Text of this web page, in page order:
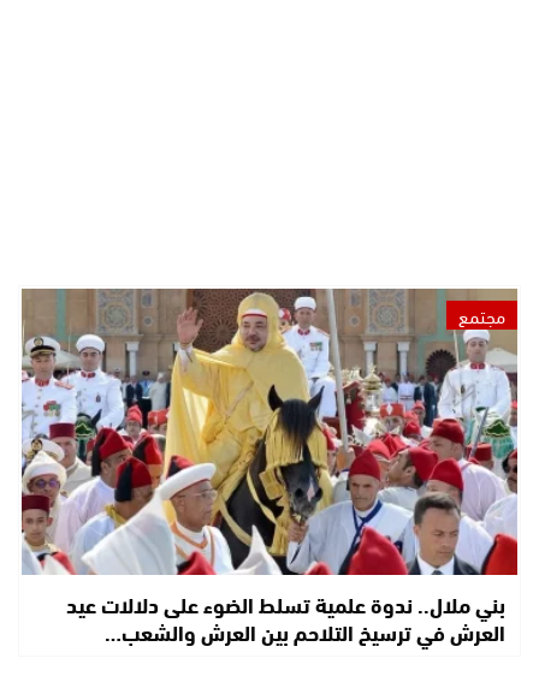
مجتمع
بني ملال.. ندوة علمية تسلط الضوء على دلالات عيد
العرش في ترسيخ التلاحم بين العرش والشعب…